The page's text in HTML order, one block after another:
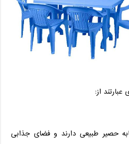
از:
حصیر طبیعی دارند و فضای جذابی